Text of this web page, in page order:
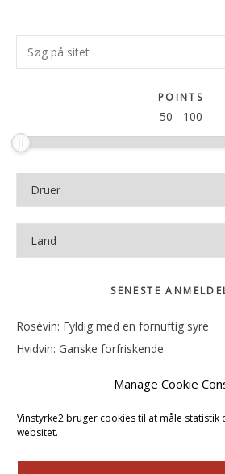
Manage Cookie
Vinstyrke2 bruger cookies til at måle
websitet.
Primær
Sidebar
Søg
på
POINTS
50 - 100
SENESTE
Rosévin: Fyldig med en fornuftig syre
Hvidvin: Ganske forfriskende
Hvidvin: Smørfedme og tropisk sødme
Rosévin: Blød, rund og sødladen